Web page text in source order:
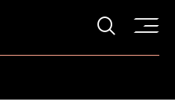
打开